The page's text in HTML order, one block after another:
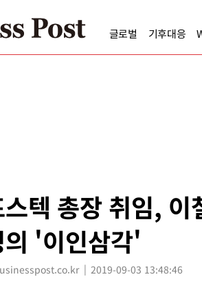
글로벌 기후대응
텍 총장 취임, 이
'이인삼각'
2019-09-03 13:48:46